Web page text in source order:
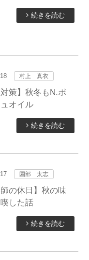
続きを読む
村上 真衣
対策】秋冬もN.ポ
オイル
続きを読む
園部 太志
師の休日】秋の味
した話
続きを読む